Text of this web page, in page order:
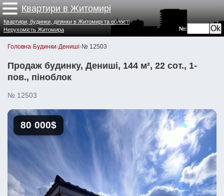
Квартири в Житомирі
№:
Квартири, будинки, ділянки в Житомирі та області
Нерухомість Житомира
Головна›Будинки›Дениші›№ 12503
Продаж будинку, Дениші, 144 м², 22 сот., 1-
пов., піноблок
№ 12503
80 000$